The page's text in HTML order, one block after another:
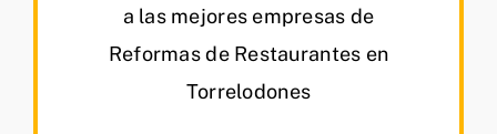
a las mejores empresas de
Reformas de Restaurantes en
Torrelodones